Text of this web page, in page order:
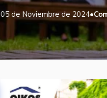
05 de Noviembre de 2024•